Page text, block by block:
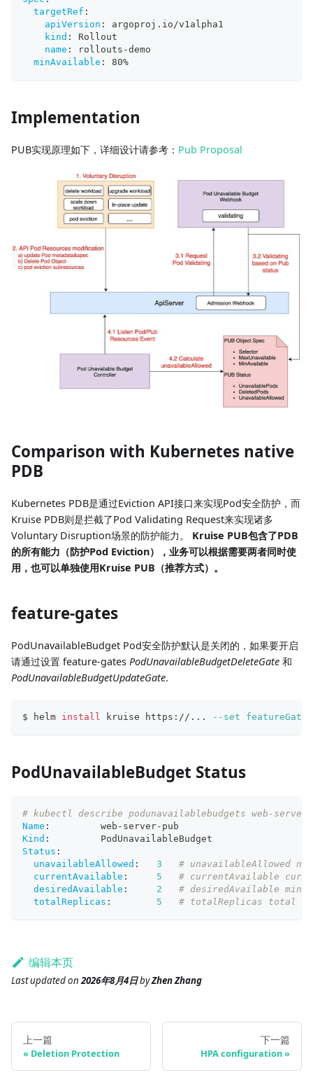
targetRef :
apiVersion :
argoproj.io/v1alpha1
kind :
Rollout
name : rollouts -demo
minAvailable : 80%
Implementation
PUB实现原理如下，详细设计请参考： Pub Proposal
Comparison with Kubernetes native
PDB
Kubernetes PDB是通过Eviction API接口来实现Pod安全防护，而
Kruise PDB则是拦截了Pod Validating Request来实现诸多
Voluntary Disruption场景的防护能力。 Kruise PUB包含了PDB
的所有能力（防护Pod Eviction），业务可以根据需要两者同时使
用，也可以单独使用Kruise PUB（推荐方式）。
feature-gates
PodUnavailableBudget Pod安全防护默认是关闭的，如果要开启
请通过设置 feature-gates PodUnavailableBudgetDeleteGate 和
PodUnavailableBudgetUpdateGate.
$ helm install kruise https:// .. . --set featureGates
PodUnavailableBudget Status
# kubectl describe podunavailablebudgets web-server-
Name :
         web
- server- pub
Kind :
         PodUnavailableBudget
Status :
unavailableAllowed : 3
# unavailableAllowed
currentAvailable : 5
# currentAvailable
desiredAvailable : 2
# desiredAvailable
totalReplicas : 5 # totalReplicas total
编辑本页
Last updatedon2026年8月4日byZhen Zhang
上一篇
Deletion Protection
下一篇
HPA configuration